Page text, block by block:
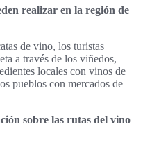
realizar en la región de
de vino, los turistas
a través de los viñedos,
locales con vinos de
pueblos con mercados de
sobre las rutas del vino